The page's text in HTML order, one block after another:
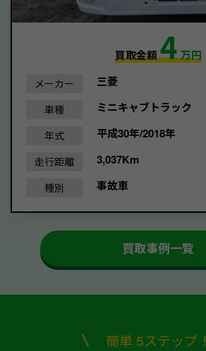
買取金額4万円
メーカー 三菱
車種 ミニキャブトラック
年式 平成30年/2018年
走行距離 3,037Km
種別 事故車
買取事例一覧
簡単 5ステップ！